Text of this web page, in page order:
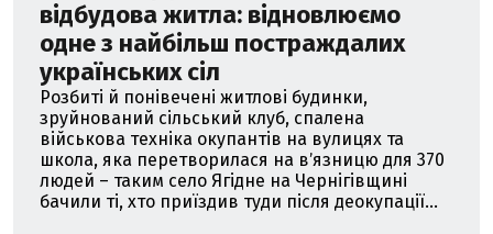
відбудова житла: відновлюємо
одне з найбільш постраждалих
українських сіл
Розбиті й понівечені житлові будинки,
зруйнований сільський клуб, спалена
військова техніка окупантів на вулицях та
школа, яка перетворилася на вʼязницю для 370
людей – таким село Ягідне на Чернігівщині
бачили ті, хто приїздив туди після деокупації...